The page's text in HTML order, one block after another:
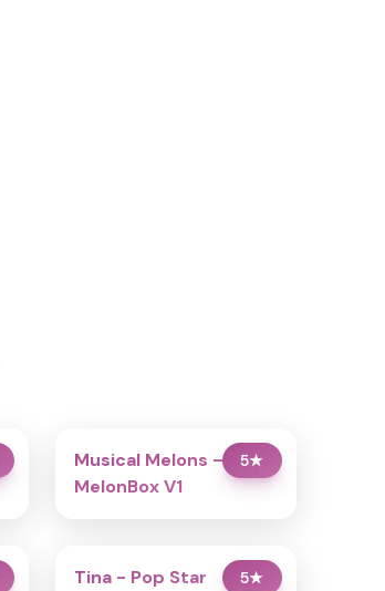
5★
Musical Melons –
MelonBox V1
5★
Tina - Pop Star